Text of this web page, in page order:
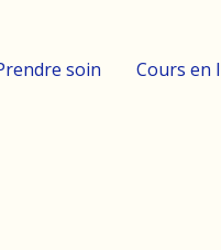
soin Cours en